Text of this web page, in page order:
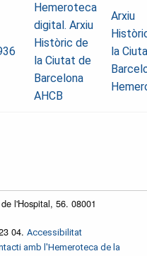
Hemeroteca
digital. Arxiu
Històric de
la Ciutat de
Barcelona
AHCB
Arxiu
la
l'Hospital, 56. 08001
04. Accessibilitat
amb l'Hemeroteca de la